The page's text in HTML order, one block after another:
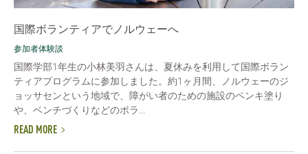
国際ボランティアでノルウェーへ
参加者体験談
国際学部1年生の小林美羽さんは、夏休みを利用して国際ボラン
ティアプログラムに参加しました。約1ヶ月間、ノルウェーのジ
ョッサセンという地域で、障がい者のための施設のペンキ塗り
や、ベンチづくりなどのボラ...
READ MORE